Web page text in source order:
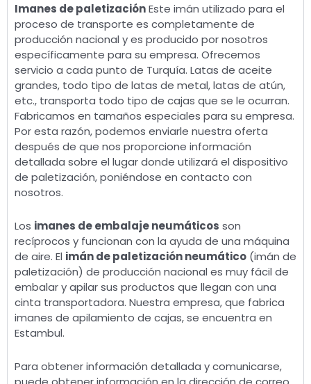
Imanes de paletizaciónEste imán utilizado para el
proceso de transporte es completamente de
producción nacional y es producido por nosotros
específicamente para su empresa. Ofrecemos
servicio a cada punto de Turquía. Latas de aceite
grandes, todo tipo de latas de metal, latas de atún,
etc., transporta todo tipo de cajas que se le ocurran.
Fabricamos en tamaños especiales para su empresa.
Por esta razón, podemos enviarle nuestra oferta
después de que nos proporcione información
detallada sobre el lugar donde utilizará el dispositivo
de paletización, poniéndose en contacto con
nosotros.
Los imanes de embalaje neumáticos son
recíprocos y funcionan con la ayuda de una máquina
de aire. El imán de paletización neumático (imán de
paletización) de producción nacional es muy fácil de
embalar y apilar sus productos que llegan con una
cinta transportadora. Nuestra empresa, que fabrica
imanes de apilamiento de cajas, se encuentra en
Estambul.
Para obtener información detallada y comunicarse,